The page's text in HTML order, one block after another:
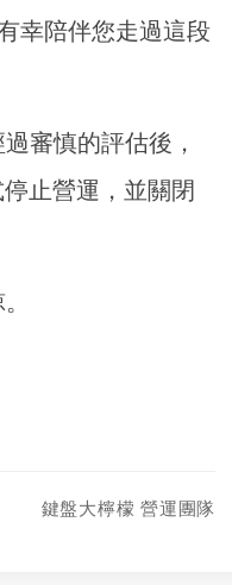
幸陪伴您走過這段
審慎的評估後，
止營運，並關閉
鍵盤大檸檬 營運團隊